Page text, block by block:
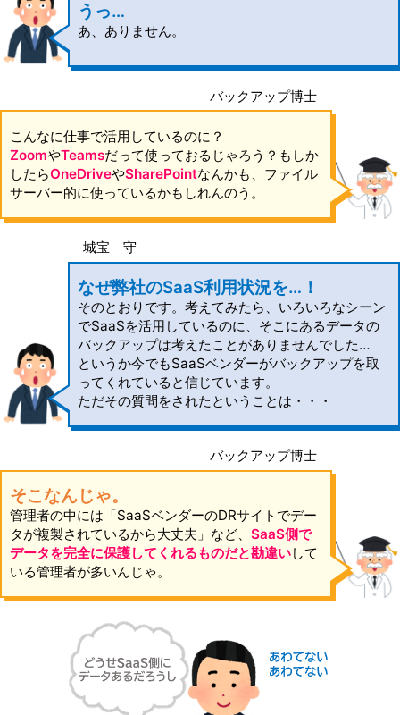
うっ…
あ、ありません。
バックアップ博士
こんなに仕事で活用しているのに？
ZoomやTeamsだって使っておるじゃろう？もしか
したらOneDriveやSharePointなんかも、ファイル
サーバー的に使っているかもしれんのう。
城宝 守
なぜ弊社のSaaS利用状況を…！
そのとおりです。考えてみたら、いろいろなシーン
でSaaSを活用しているのに、そこにあるデータの
バックアップは考えたことがありませんでした…
というか今でもSaaSベンダーがバックアップを取
ってくれていると信じています。
ただその質問をされたということは・・・
バックアップ博士
そこなんじゃ。
管理者の中には「SaaSベンダーのDRサイトでデー
タが複製されているから大丈夫」など、 SaaS側で
データを完全に保護してくれるものだと勘違いして
いる管理者が多いんじゃ。